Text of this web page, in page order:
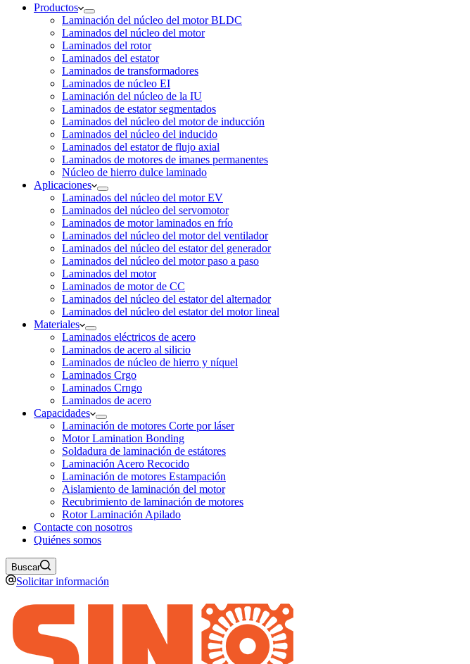
Productos
Laminación del núcleo del motor BLDC
Laminados del núcleo del motor
Laminados del rotor
Laminados del estator
Laminados de transformadores
Laminados de núcleo EI
Laminación del núcleo de la IU
Laminados de estator segmentados
Laminados del núcleo del motor de inducción
Laminados del núcleo del inducido
Laminados del estator de flujo axial
Laminados de motores de imanes permanentes
Núcleo de hierro dulce laminado
Aplicaciones
Laminados del núcleo del motor EV
Laminados del núcleo del servomotor
Laminados de motor laminados en frío
Laminados del núcleo del motor del ventilador
Laminados del núcleo del estator del generador
Laminados del núcleo del motor paso a paso
Laminados del motor
Laminados de motor de CC
Laminados del núcleo del estator del alternador
Laminados del núcleo del estator del motor lineal
Materiales
Laminados eléctricos de acero
Laminados de acero al silicio
Laminados de núcleo de hierro y níquel
Laminados Crgo
Laminados Crngo
Laminados de acero
Capacidades
Laminación de motores Corte por láser
Motor Lamination Bonding
Soldadura de laminación de estátores
Laminación Acero Recocido
Laminación de motores Estampación
Aislamiento de laminación del motor
Recubrimiento de laminación de motores
Rotor Laminación Apilado
Contacte con nosotros
Quiénes somos
Buscar
Solicitar información